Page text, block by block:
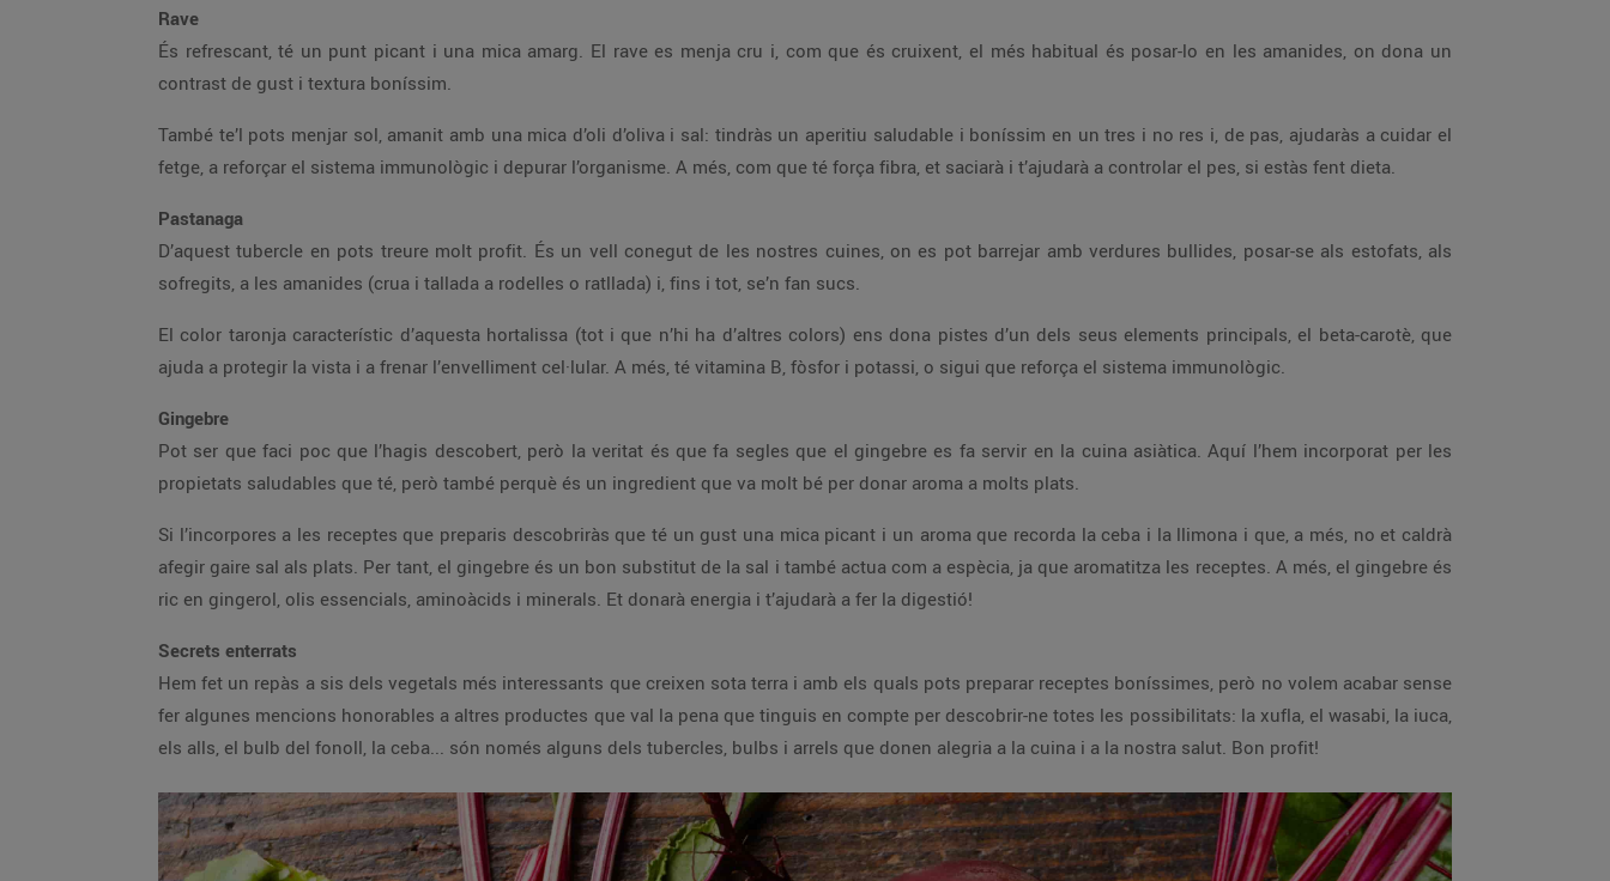
Rave
És refrescant, té un punt picant i una mica amarg. El rave es menja cru i, com que és cruixent, el més habitual és posar-lo en les amanides, on dona un
contrast de gust i textura boníssim.
També te’l pots menjar sol, amanit amb una mica d’oli d’oliva i sal: tindràs un aperitiu saludable i boníssim en un tres i no res i, de pas, ajudaràs a cuidar el
fetge, a reforçar el sistema immunològic i depurar l’organisme. A més, com que té força fibra, et saciarà i t’ajudarà a controlar el pes, si estàs fent dieta.
Pastanaga
D’aquest tubercle en pots treure molt profit. És un vell conegut de les nostres cuines, on es pot barrejar amb verdures bullides, posar-se als estofats, als
sofregits, a les amanides (crua i tallada a rodelles o ratllada) i, fins i tot, se’n fan sucs.
El color taronja característic d’aquesta hortalissa (tot i que n’hi ha d’altres colors) ens dona pistes d’un dels seus elements principals, el beta-carotè, que
ajuda a protegir la vista i a frenar l’envelliment cel·lular. A més, té vitamina B, fòsfor i potassi, o sigui que reforça el sistema immunològic.
Gingebre
Pot ser que faci poc que l’hagis descobert, però la veritat és que fa segles que el gingebre es fa servir en la cuina asiàtica. Aquí l’hem incorporat per les
propietats saludables que té, però també perquè és un ingredient que va molt bé per donar aroma a molts plats.
Si l’incorpores a les receptes que preparis descobriràs que té un gust una mica picant i un aroma que recorda la ceba i la llimona i que, a més, no et caldrà
afegir gaire sal als plats. Per tant, el gingebre és un bon substitut de la sal i també actua com a espècia, ja que aromatitza les receptes. A més, el gingebre és
ric en gingerol, olis essencials, aminoàcids i minerals. Et donarà energia i t’ajudarà a fer la digestió!
Secrets enterrats
Hem fet un repàs a sis dels vegetals més interessants que creixen sota terra i amb els quals pots preparar receptes boníssimes, però no volem acabar sense
fer algunes mencions honorables a altres productes que val la pena que tinguis en compte per descobrir-ne totes les possibilitats: la xufla, el wasabi, la iuca,
els alls, el bulb del fonoll, la ceba... són només alguns dels tubercles, bulbs i arrels que donen alegria a la cuina i a la nostra salut. Bon profit!